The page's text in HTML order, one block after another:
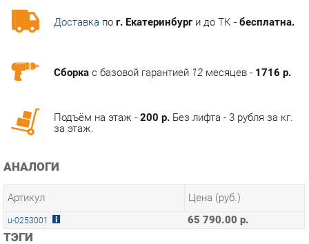
АНАЛОГИ
Артикул
u-0253001 65 790.00 р.
ТЭГИ
МОДУЛЬНАЯ КУХНЯ ШЕРВУД
ГОТОВЫЕ КОМПЛЕКТЫ ШЕРВУД